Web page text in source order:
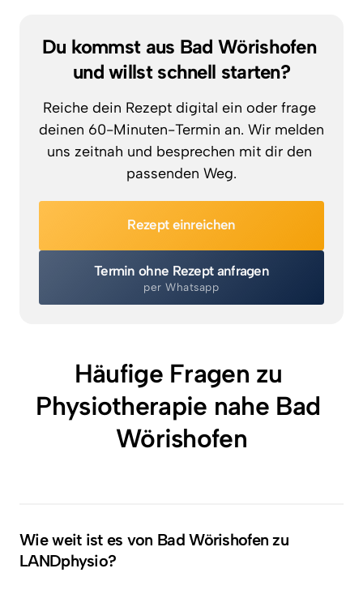
Du kommst aus Bad Wörishofen
und willst schnell starten?
Reiche dein Rezept digital ein oder frage
deinen 60-Minuten-Termin an. Wir melden
uns zeitnah und besprechen mit dir den
passenden Weg.
Rezept einreichen
Termin ohne Rezept anfragen
per Whatsapp
Häufige Fragen zu
Physiotherapie nahe Bad
Wörishofen
Wie weit ist es von Bad Wörishofen zu
LANDphysio?